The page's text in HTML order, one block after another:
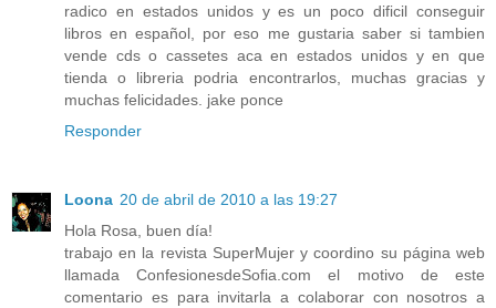
radico en estados unidos y es un poco dificil conseguir
libros en español, por eso me gustaria saber si tambien
vende cds o cassetes aca en estados unidos y en que
tienda o libreria podria encontrarlos, muchas gracias y
muchas felicidades. jake ponce
Responder
Loona 20 de abril de 2010 a las 19:27
Hola Rosa, buen día!
trabajo en la revista SuperMujer y coordino su página web
llamada ConfesionesdeSofia.com el motivo de este
comentario es para invitarla a colaborar con nosotros a